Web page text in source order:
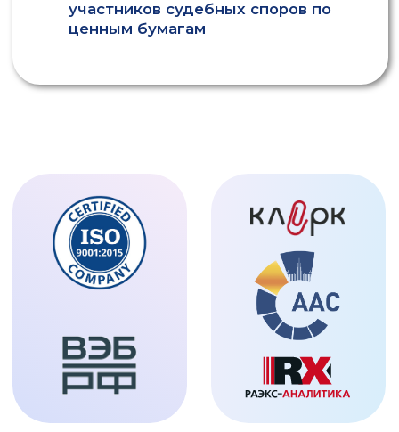
РАССЧИТАТЬ
данных
выполняются логически и методологически
взаимосвязанные работы:
1. Диагностика существующей системы управления
2. Описание и анализ операционной модели и
бизнес-процессов компании
3. Разработка рекомендаций по оптимизации
процессов и целевой операционной модели
Эксперты